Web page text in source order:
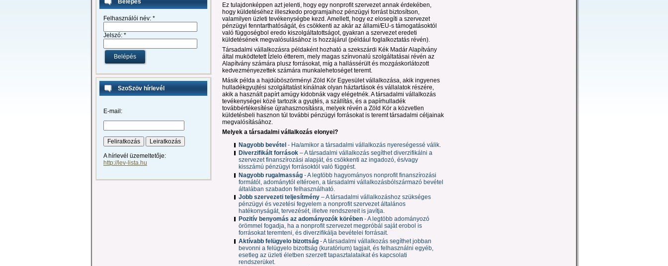
Belépés
Felhasználói név: *
Jelszó: *
SzoSzöv hírlevél
E-mail:
A hírlevél üzemeltetője:
http://lev-lista.hu
Ez tulajdonképpen azt jelenti, hogy egy nonprofit szervezet annak érdekében,
hogy küldetéséhez illeszkedo programjaihoz pénzügyi forrást biztosítson,
valamilyen üzleti tevékenységbe kezd. Amellett, hogy ez elosegíti a szervezet
pénzügyi fenntarthatóságát, és csökkenti az akár az állami/EU-s támogatásoktól
való függoségbol eredo kiszolgáltatottságot, gyakran a szervezet eredeti
küldetésének megvalósulásához is hozzájárul (például foglalkoztatás révén).
Társadalmi vállalkozásra példaként hozható a szekszárdi Kék Madár Alapítvány
által muködtetett Ízlelo étterem, mely magas színvonalú szolgáltatásai révén az
Alapítvány számára plusz forrásokat, míg a hallássérült és mozgáskorlátozott
kedvezményezettek számára munkalehetoséget teremt.
Másik példa a hajdúböszörményi Zöld Kör Egyesület vállalkozása, akik ingyenes
hulladékgyujtési szolgáltatást kínálnak olyan háztartások és vállalatok részére,
akik a használt papírt amúgy kidobnák vagy elégetnék. A társadalmi vállalkozás
tevékenységei közé tartozik a gyujtés, a szállítás, és a papírhulladék
továbbértékesítése újrahasznosításra, melyek révén a Zöld Kör a közvetlen
küldetésbeli hasznon túl további pénzügyi forrásokat is teremt társadalmi céljainak
megvalósításához.
Melyek a társadalmi vállalkozás elonyei?
Nagyobb bevétel - Ha/amikor a társadalmi vállalkozás nyereségessé válik.
Diverzifikált források – A társadalmi vállalkozás segíthet diverzifikálni a
szervezet finanszírozási alapját, és csökkenti az ingadozó, és/vagy
kisszámú pénzügyi forrásoktól való függést.
Nagyobb rugalmasság - A legtöbb hagyományos nonprofit finanszírozási
formától, adománytól eltéroen, a társadalmi vállalkozásbólszármazó bevétel
általában szabadon felhasználható.
Jobb szervezeti teljesítmény – A társadalmi vállalkozáshoz szükséges
pénzügyi és vezetési fegyelem a nonprofit szervezet általános
hatékonyságát, tervezését, illetve rendszereit is javítja.
Pozitív benyomás az adományozók körében - A legtöbb adományozó
örömmel fogadja, ha a nonprofit szervezet megpróbál saját erobol is
forrásokat teremteni, és diverzifikálja bevételei forrásait.
Aktívabb felügyelo bizottság - A társadalmi vállalkozás segíthet jobban
bevonni a felügyelo bizottság (kuratórium) tagjait, és felhasználni egyéb,
esetleg az üzleti életben szerzett tapasztalataikat és kapcsolati
rendszerüket.